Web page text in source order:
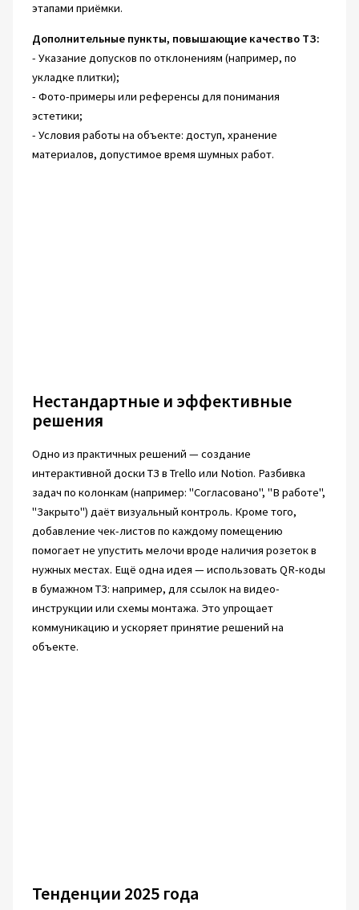
этапами приёмки.
Дополнительные пункты, повышающие качество ТЗ:
- Указание допусков по отклонениям (например, по
укладке плитки);
- Фото-примеры или референсы для понимания
эстетики;
- Условия работы на объекте: доступ, хранение
материалов, допустимое время шумных работ.
Нестандартные и эффективные
решения
Одно из практичных решений — создание
интерактивной доски TЗ в Trello или Notion. Разбивка
задач по колонкам (например: "Согласовано", "В работе",
"Закрыто") даёт визуальный контроль. Кроме того,
добавление чек-листов по каждому помещению
помогает не упустить мелочи вроде наличия розеток в
нужных местах. Ещё одна идея — использовать QR-коды
в бумажном ТЗ: например, для ссылок на видео-
инструкции или схемы монтажа. Это упрощает
коммуникацию и ускоряет принятие решений на
объекте.
Тенденции 2025 года